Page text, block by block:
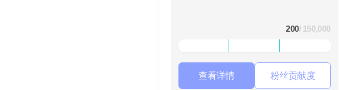
200/ 150,000
查看详情 粉丝贡献度